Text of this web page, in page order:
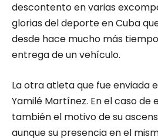
descontento en varias
glorias del deporte en Cuba
desde hace mucho más
entrega de un vehículo.
La otra atleta que fue enviada
Yamilé Martínez. En el caso de
también el motivo de su
aunque su presencia en el